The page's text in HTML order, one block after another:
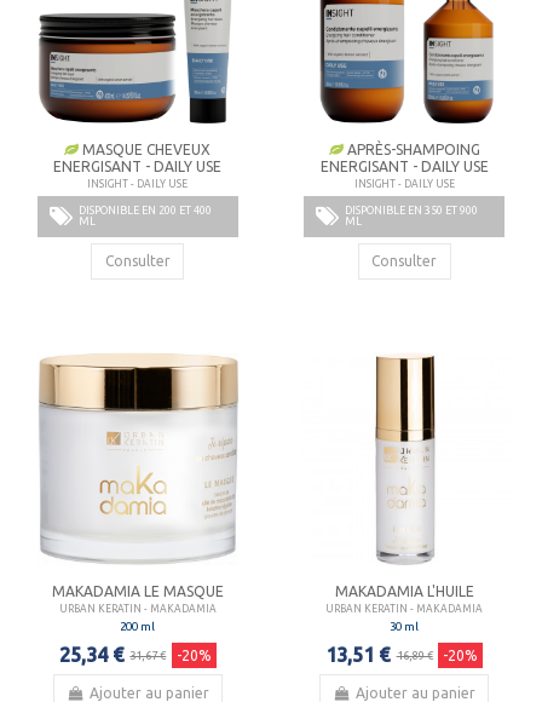
MASQUE CHEVEUX
ENERGISANT - DAILY USE
INSIGHT - DAILY USE
DISPONIBLE EN 200 ET 400
ML
Consulter
APRÈS-SHAMPOING
ENERGISANT - DAILY USE
INSIGHT - DAILY USE
DISPONIBLE EN 350 ET 900
ML
Consulter
MAKADAMIA LE MASQUE
URBAN KERATIN - MAKADAMIA
200 ml
25,34 € 31,67 € -20%
Ajouter au panier
MAKADAMIA L'HUILE
URBAN KERATIN - MAKADAMIA
30 ml
13,51 € 16,89 € -20%
Ajouter au panier